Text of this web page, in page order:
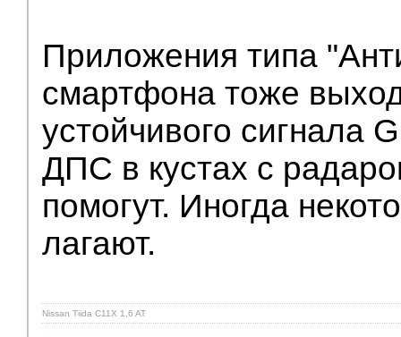
Приложения типа
смартфона тоже
устойчивого сигнала
ДПС в кустах с
помогут. Иногда
лагают.
Nissan Tiida C11X 1,6 AT